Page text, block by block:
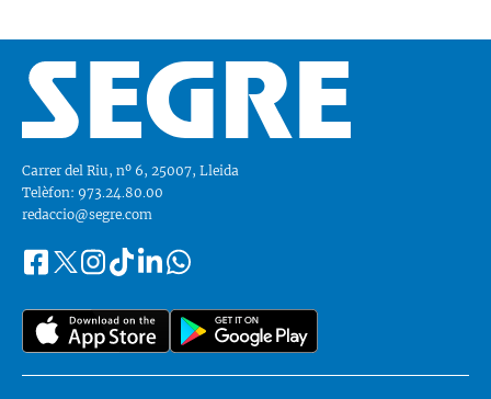
Carrer del Riu, nº 6, 25007, Lleida
Telèfon: 973.24.80.00
redaccio@segre.com
Segueix-
a::
FacebookInstagram
TiktokLinkedinWhatsapp